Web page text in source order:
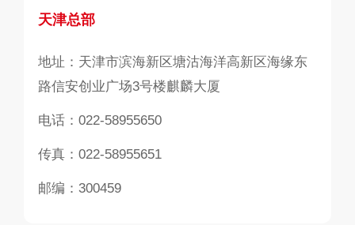
天津总部
地址：天津市滨海新区塘沽海洋高新区海缘东
路信安创业广场3号楼麒麟大厦
电话：022-58955650
传真：022-58955651
邮编：300459